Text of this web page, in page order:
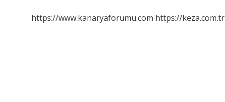
https://www.kanaryaforumu.com https://keza.com.tr